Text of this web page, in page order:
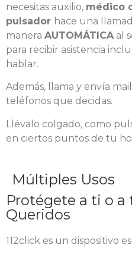
necesitas auxilio, médico
pulsador hace una
manera AUTOMÁTICA al
para recibir asistencia
hablar.
Además, llama y envía
teléfonos que decidas.
Llévalo colgado, como
en ciertos puntos de tu
Múltiples Usos
Protégete a ti o a
Queridos
112click es un dispositivo